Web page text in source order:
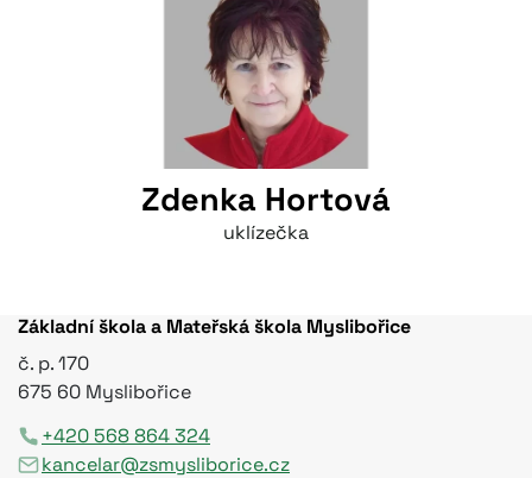
Zdenka Hortová
uklízečka
Základní škola a Mateřská škola Myslibořice
č. p. 170
675 60 Myslibořice
+420 568 864 324
kancelar@zsmysliborice.cz